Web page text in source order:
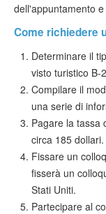
dell'appuntamento
Come richiedere
Determinare il
visto turistico B-
Compilare il
una serie di
Pagare la tassa
circa 185 dollari.
Fissare un
fisserà un
Stati Uniti.
Partecipare al